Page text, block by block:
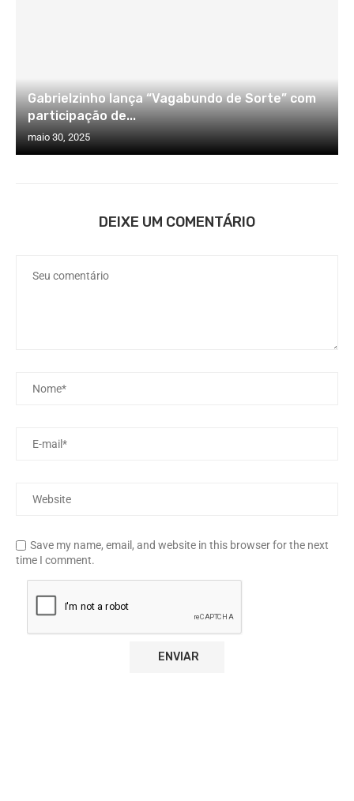
Gabrielzinho lança “Vagabundo de Sorte” com
participação de...
maio 30, 2025
DEIXE UM COMENTÁRIO
Save my name, email, and website in this browser for the next
time I comment.